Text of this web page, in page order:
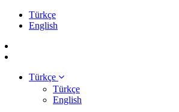
Türkçe
English
Türkçe
Türkçe
English